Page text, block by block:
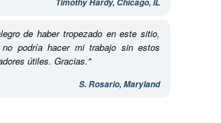
Timothy Hardy, Chicago, IL
de haber tropezado en este sitio,
no podría hacer mi trabajo sin estos
útiles. Gracias."
S. Rosario, Maryland